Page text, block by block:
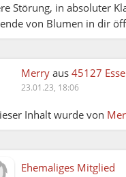
Störung, in absoluter
von Blumen in dir
Merry aus 45127
23.01.23, 18:06
Inhalt wurde von
Ehemaliges Mitglied
Nicole: